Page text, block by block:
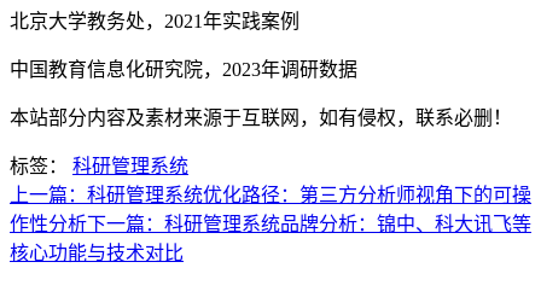
北京大学教务处，2021年实践案例
中国教育信息化研究院，2023年调研数据
本站部分内容及素材来源于互联网，如有侵权，联系必删！
标签： 科研管理系统
上一篇：科研管理系统优化路径：第三方分析师视角下的可操
作性分析下一篇：科研管理系统品牌分析：锦中、科大讯飞等
核心功能与技术对比